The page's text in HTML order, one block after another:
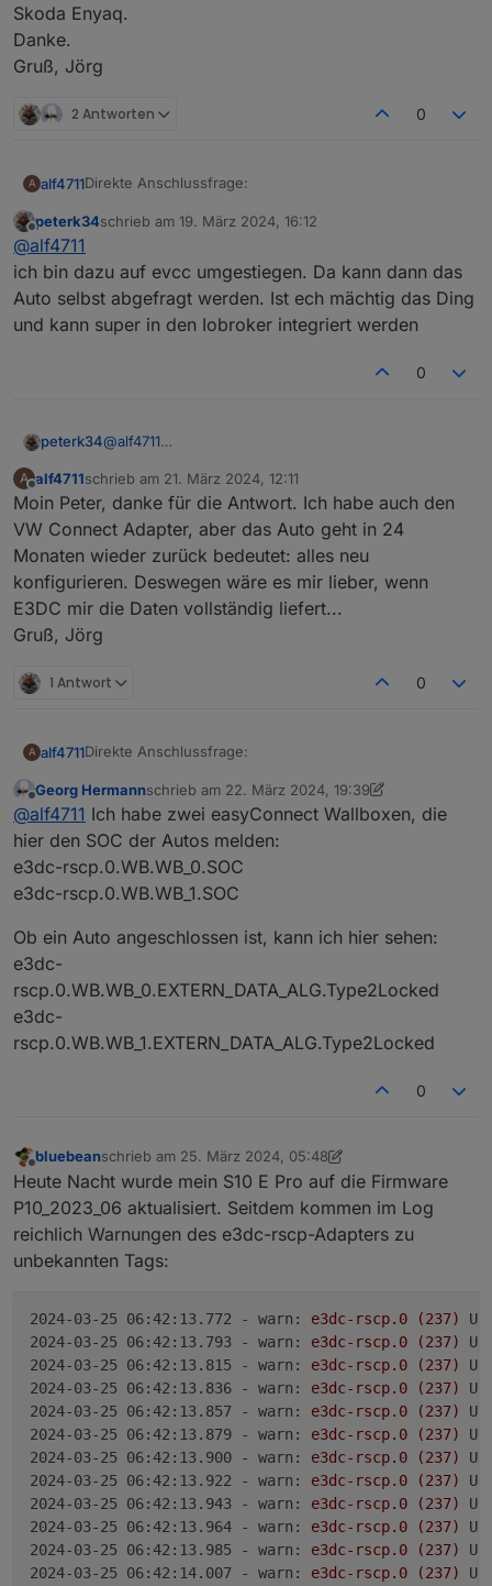
Skoda Enyaq.
Danke.
Gruß, Jörg
2 Antworten 0
A alf4711Direkte Anschlussfrage:
Über den Adapter E3DC RSCP wird mir nicht angezeigt,
Skoda Enyaq.
Danke.
Gruß, Jörg
Offline
peterk34schrieb am 19. März 2024, 16:12
zuletzt editiert von
@alf4711
ich bin dazu auf evcc umgestiegen. Da kann dann das
Auto selbst abgefragt werden. Ist ech mächtig das Ding
und kann super in den Iobroker integriert werden
0
peterk34@alf4711
das Auto selbst abgefragt werden. Ist ech mächtig
das Ding und kann super in den Iobroker integriert
werden
A
Offline
alf4711schrieb am 21. März 2024, 12:11
zuletzt editiert von
Moin Peter, danke für die Antwort. Ich habe auch den
VW Connect Adapter, aber das Auto geht in 24
Monaten wieder zurück bedeutet: alles neu
konfigurieren. Deswegen wäre es mir lieber, wenn
E3DC mir die Daten vollständig liefert...
Gruß, Jörg
1 Antwort 0
A alf4711Direkte Anschlussfrage:
Über den Adapter E3DC RSCP wird mir nicht angezeigt,
wie voll das Auto geladen ist (SOC). Ich habe einen
Skoda Enyaq.
Danke.
Gruß, Jörg
Offline
Georg Hermannschrieb am 22. März 2024, 19:39
zuletzt editiert von Georg Hermann
@alf4711 Ich habe zwei easyConnect Wallboxen, die
hier den SOC der Autos melden:
e3dc-rscp.0.WB.WB_0.SOC
e3dc-rscp.0.WB.WB_1.SOC
Ob ein Auto angeschlossen ist, kann ich hier sehen:
e3dc-
rscp.0.WB.WB_0.EXTERN_DATA_ALG.Type2Locked
e3dc-
rscp.0.WB.WB_1.EXTERN_DATA_ALG.Type2Locked
0
Offline
bluebeanschrieb am 25. März 2024, 05:48
zuletzt editiert von bluebean
Heute Nacht wurde mein S10 E Pro auf die Firmware
P10_2023_06 aktualisiert. Seitdem kommen im Log
reichlich Warnungen des e3dc-rscp-Adapters zu
unbekannten Tags:
2024-03-25 06:42:13.772 - warn: e3dc-rscp.0 (237)
2024-03-25 06:42:13.793 - warn:
e3dc-rscp.0 (237)
2024-03-25 06:42:13.815 - warn:
e3dc-rscp.0 (237)
2024-03-25 06:42:13.836 - warn:
e3dc-rscp.0 (237)
2024-03-25 06:42:13.857 - warn:
e3dc-rscp.0 (237)
2024-03-25 06:42:13.879 - warn:
e3dc-rscp.0 (237)
2024-03-25 06:42:13.900 - warn:
e3dc-rscp.0 (237)
2024-03-25 06:42:13.922 - warn:
e3dc-rscp.0 (237)
2024-03-25 06:42:13.943 - warn:
e3dc-rscp.0 (237)
2024-03-25 06:42:13.964 - warn:
e3dc-rscp.0 (237)
2024-03-25 06:42:13.985 - warn:
e3dc-rscp.0 (237)
2024-03-25 06:42:14.007 - warn:
e3dc-rscp.0 (237)